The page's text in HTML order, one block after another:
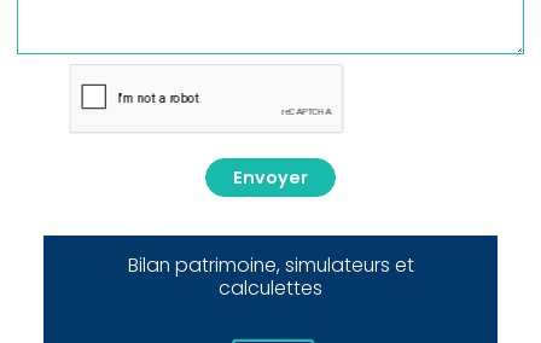
Envoyer
Bilan patrimoine, simulateurs et
calculettes